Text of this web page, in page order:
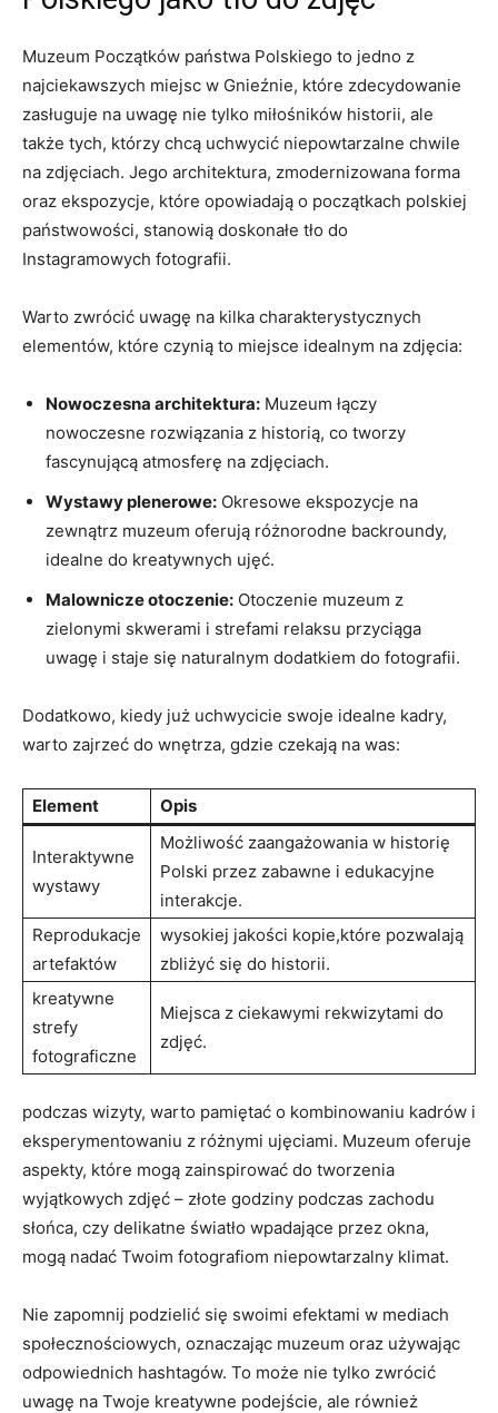
Muzeum Początków państwa Polskiego to ⁤jedno z
najciekawszych miejsc w Gnieźnie, które ​zdecydowanie
zasługuje na uwagę nie tylko miłośników historii, ale
także tych,⁣ którzy chcą uchwycić niepowtarzalne chwile
na⁢ zdjęciach. Jego architektura, zmodernizowana forma
oraz ekspozycje, które opowiadają o początkach polskiej
państwowości, stanowią⁢ doskonałe tło do
⁣Instagramowych fotografii.
Warto zwrócić uwagę na kilka charakterystycznych⁣
elementów, ⁤które czynią ‌to miejsce idealnym⁤ na⁢ zdjęcia:
Nowoczesna architektura: Muzeum⁤ łączy
nowoczesne rozwiązania z historią,‌ co tworzy
fascynującą ⁤atmosferę na zdjęciach.
Wystawy plenerowe: Okresowe‌ ekspozycje na⁤
zewnątrz muzeum oferują różnorodne backroundy,
idealne do kreatywnych ujęć.
Malownicze​ otoczenie: Otoczenie muzeum z
zielonymi skwerami i strefami relaksu‍ przyciąga⁢
uwagę i staje ⁤się naturalnym dodatkiem do fotografii.
Dodatkowo, kiedy już uchwycicie swoje idealne ‍kadry,
warto zajrzeć do ⁢wnętrza, gdzie czekają na was:
Element Opis
Interaktywne
wystawy
Możliwość zaangażowania ⁢w historię
Polski ⁤przez zabawne i edukacyjne
interakcje.
Reprodukacje
artefaktów
wysokiej jakości kopie,które pozwalają
zbliżyć się do historii.
kreatywne
strefy
fotograficzne
Miejsca z ciekawymi rekwizytami do
zdjęć.
podczas wizyty,​ warto pamiętać o kombinowaniu kadrów i
eksperymentowaniu​ z⁢ różnymi ujęciami. Muzeum oferuje⁣
aspekty, które ⁢mogą zainspirować‍ do tworzenia
wyjątkowych zdjęć – złote godziny podczas zachodu​
słońca, czy⁢ delikatne światło ‌wpadające przez‌ okna,
mogą nadać Twoim fotografiom niepowtarzalny klimat.
Nie zapomnij podzielić się swoimi efektami w mediach
społecznościowych, oznaczając muzeum ‍oraz używając
odpowiednich hashtagów. To ⁣może nie ​tylko zwrócić
uwagę na⁢ Twoje ‌kreatywne podejście, ale również